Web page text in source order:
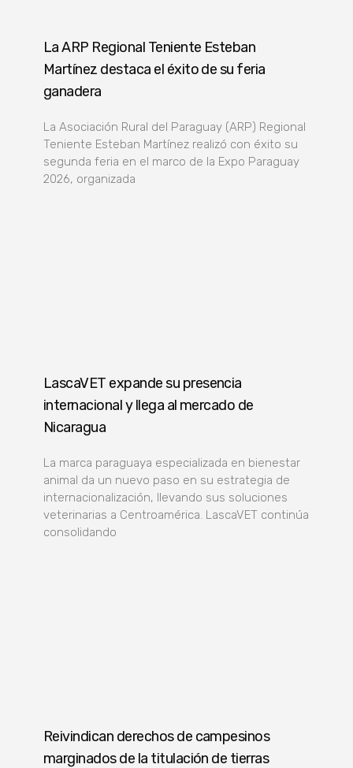
La ARP Regional Teniente Esteban
Martínez destaca el éxito de su feria
ganadera
La Asociación Rural del Paraguay (ARP) Regional
Teniente Esteban Martínez realizó con éxito su
segunda feria en el marco de la Expo Paraguay
2026, organizada
LascaVET expande su presencia
internacional y llega al mercado de
Nicaragua
La marca paraguaya especializada en bienestar
animal da un nuevo paso en su estrategia de
internacionalización, llevando sus soluciones
veterinarias a Centroamérica. LascaVET continúa
consolidando
Reivindican derechos de campesinos
marginados de la titulación de tierras